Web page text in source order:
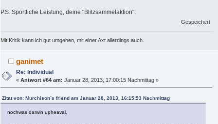
P.S. Sportliche Leistung, deine "Blitzsammelaktion".
Gespeichert
Mit Kritik kann ich gut umgehen, mit einer Axt allerdings auch.
ganimet
Re: Individual
«Antwort #64 am: Januar 28, 2013, 17:00:15 Nachmittag »
Zitat von: Murchison´s friend am Januar 28, 2013, 16:15:53 Nachmittag
nochwas darwin upheaval,